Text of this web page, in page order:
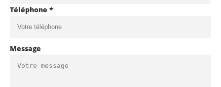
Téléphone *
Message